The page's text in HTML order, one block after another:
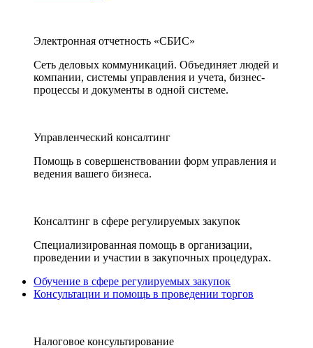
Электронная отчетность «СБИС»
Сеть деловых коммуникаций. Объединяет людей и
компании, системы управления и учета, бизнес-
процессы и документы в одной системе.
Управленческий консалтинг
Помощь в совершенствовании форм управления и
ведения вашего бизнеса.
Консалтинг в сфере регулируемых закупок
Специализированная помощь в организации,
проведении и участии в закупочных процедурах.
Обучение в сфере регулируемых закупок
Консультации и помощь в проведении торгов
Налоговое консультирование